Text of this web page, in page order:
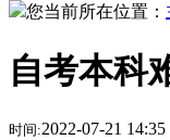
您当前所在位置：
自考本科
时间:2022-07-21